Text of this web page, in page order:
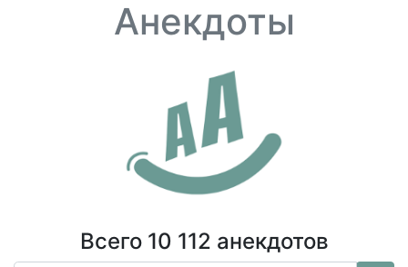
Анекдоты
Всего 10 112 анекдотов